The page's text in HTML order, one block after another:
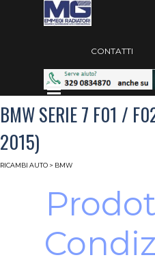
Vai ai contenuti
CONTATTI
Salta menù
BMW SERIE 7 F01 /
2015)
RICAMBI AUTO > BMW